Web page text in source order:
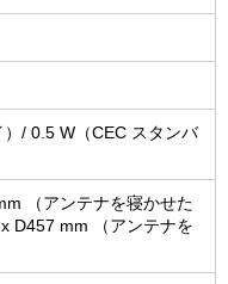
/ 0.5 W（CEC スタンバ
（アンテナを寝かせた
D457 mm （アンテナを